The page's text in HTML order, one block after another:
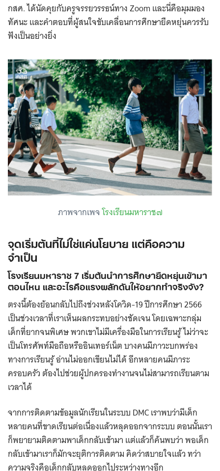
กสศ. ได้นัดคุยกับครูจรรยวรรธน์ทาง Zoom และนี่คือมุมมอง
ทัศนะ และคำตอบที่ผู้สนใจขับเคลื่อนการศึกษายืดหยุ่นควรรับ
ฟังเป็นอย่างยิ่ง
ภาพจากเพจโรงเรียนมหาราช๗
จุดเริ่มต้นที่ไม่ใช่แค่นโยบาย แต่คือความ
จำเป็น
โรงเรียนมหาราช 7 เริ่มต้นนำการศึกษายืดหยุ่นเข้ามา
ตอนไหน และอะไรคือแรงผลักดันให้อยากทำจริงจัง?
ตรงนี้ต้องย้อนกลับไปถึงช่วงหลังโควิด-19 ปีการศึกษา 2566
เป็นช่วงเวลาที่เราเห็นผลกระทบอย่างชัดเจน โดยเฉพาะกลุ่ม
เด็กที่ยากจนพิเศษ พวกเขาไม่มีเครื่องมือในการเรียนรู้ ไม่ว่าจะ
เป็นโทรศัพท์มือถือหรืออินเทอร์เน็ต บางคนมีภาวะบกพร่อง
ทางการเรียนรู้ อ่านไม่ออกเขียนไม่ได้ อีกหลายคนมีภาระ
ครอบครัว ต้องไปช่วยผู้ปกครองทำงานจนไม่สามารถเรียนตาม
เวลาได้
จากการติดตามข้อมูลนักเรียนในระบบ DMC เราพบว่ามีเด็ก
หลายคนที่ขาดเรียนต่อเนื่องแล้วหลุดออกจากระบบ ตอนนั้นเรา
ก็พยายามติดตามพาเด็กกลับเข้ามา แต่แล้วก็ค้นพบว่า พอเด็ก
กลับเข้ามาเราก็มักจะยุติการติดตาม คิดว่าสบายใจแล้ว ทว่า
ความจริงคือเด็กกลับหลุดออกไประหว่างทางอีก